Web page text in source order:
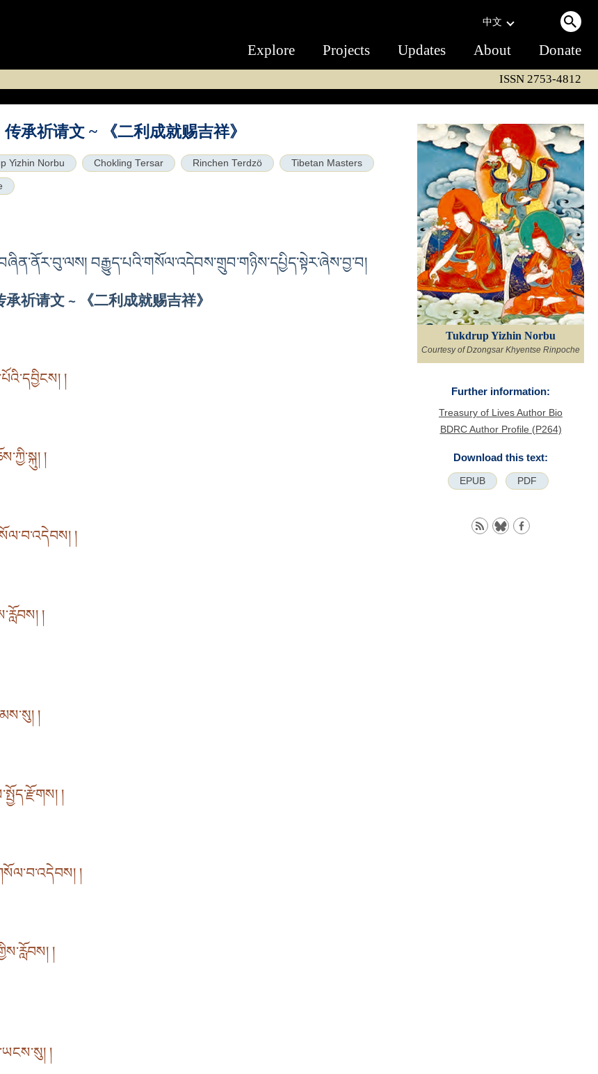
中文
Explore Projects Updates About Donate
ISSN 2753-4812
传承祈请文 ~ 《二利成就赐吉祥》
Yizhin Norbu Chokling Tersar Rinchen Terdzö Tibetan Masters
བརྒྱུད་པའི་གསོལ་འདེབས་གྲུབ་གཉིས་དཔྱིད་སྟེར་ཞེས་བྱ་བ།
承祈请文 ~ 《二利成就赐吉祥》
།
།
།
།
།
།
།
།
།
Tukdrup Yizhin Norbu
Courtesy of Dzongsar Khyentse Rinpoche
Further information:
Treasury of Lives Author Bio
BDRC Author Profile (P264)
Download this text:
EPUB PDF